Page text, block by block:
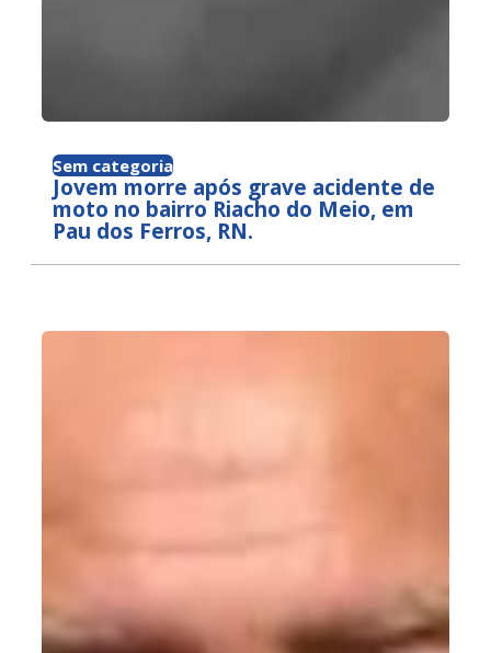
Sem categoria
Jovem morre após grave acidente de
moto no bairro Riacho do Meio, em
Pau dos Ferros, RN.